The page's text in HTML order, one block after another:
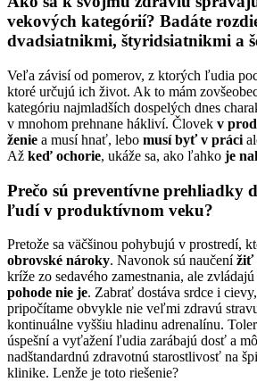
vekových kategórií? Badáte
dvadsiatnikmi, štyridsiatnikmi a
Veľa závisí od pomerov, z ktorých ľudia
ktoré určujú ich život. Ak to mám
kategóriu najmladších dospelých dnes
v mnohom prehnane hákliví. Človek v
ženie a musí hnať, lebo musí byť v práci
Až keď ochorie, ukáže sa, ako ľahko je
Prečo sú preventívne prehliadky
ľudí v produktívnom veku?
Pretože sa väčšinou pohybujú v prostredí,
obrovské nároky. Navonok sú naučenížiť
kríže zo sedavého zamestnania, ale
pohode nie je. Zabrať dostáva srdce i
pripočítame obvykle nie veľmi zdravú
kontinuálne vyššiu hladinu adrenalínu.
úspešní a vyťažení ľudia zarábajú dosť a
nadštandardnú zdravotnú starostlivosť na
klinike. Lenže je toto riešenie?